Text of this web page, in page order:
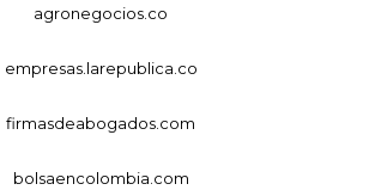
agronegocios.co
empresas.larepublica.co
firmasdeabogados.com
bolsaencolombia.com